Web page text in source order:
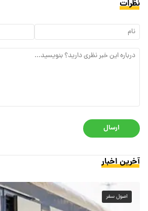
نظرات
ارسال
آخرین اخبار
اصول سفر